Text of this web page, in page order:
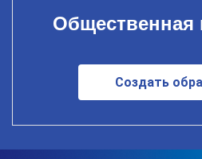
Общественная
Создать